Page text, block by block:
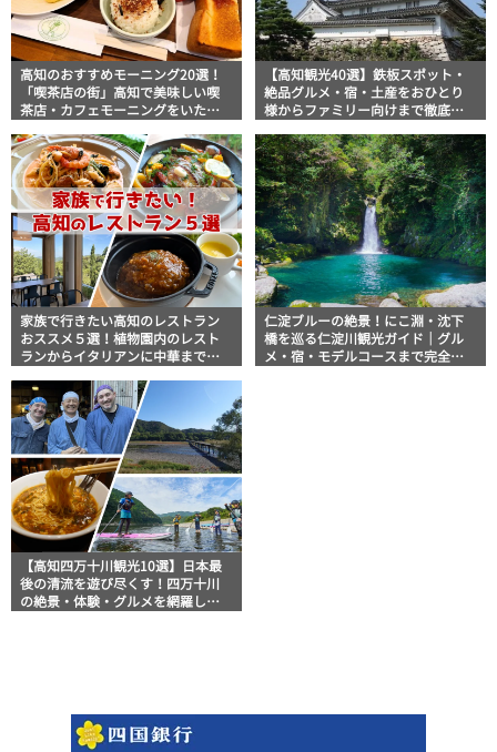
高知のおすすめモーニング20選！
「喫茶店の街」高知で美味しい喫
茶店・カフェモーニングをいただ
【高知観光40選】鉄板スポット・
絶品グルメ・宿・土産をおひとり
様からファミリー向けまで徹底解
家族で行きたい高知のレストラン
おススメ５選！植物園内のレスト
ランからイタリアンに中華まで楽
仁淀ブルーの絶景！にこ淵・沈下
橋を巡る仁淀川観光ガイド｜グル
メ・宿・モデルコースまで完全網
【高知四万十川観光10選】日本最
後の清流を遊び尽くす！四万十川
の絶景・体験・グルメを網羅した